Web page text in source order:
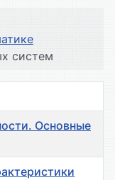
систем
Основные